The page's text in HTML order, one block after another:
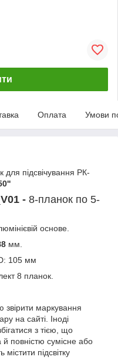
Оплата Умови
для підсвічування РК-
- 8-планок по 5-
основе.
мм.
105 мм
8 планок.
звірити маркування
на сайті. Іноді
з тією, що
повністю сумісне або
підсвітку